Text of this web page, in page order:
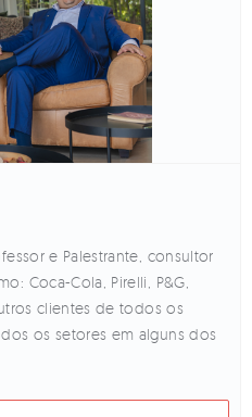
e Palestrante, consultor
Coca-Cola, Pirelli, P&G,
clientes de todos os
os setores em alguns dos